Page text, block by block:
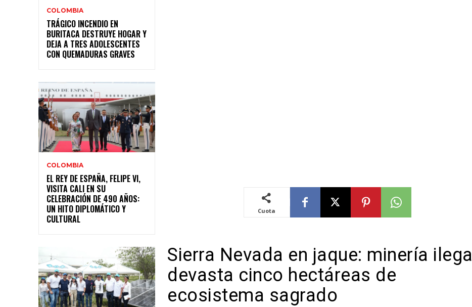
COLOMBIA
TRÁGICO INCENDIO EN
BURITACA DESTRUYE HOGAR Y
DEJA A TRES ADOLESCENTES
CON QUEMADURAS GRAVES
COLOMBIA
EL REY DE ESPAÑA, FELIPE VI,
VISITA CALI EN SU
CELEBRACIÓN DE 490 AÑOS:
UN HITO DIPLOMÁTICO Y
CULTURAL
Cuota
Sierra Nevada en jaque: minería ilegal
devasta cinco hectáreas de
ecosistema sagrado